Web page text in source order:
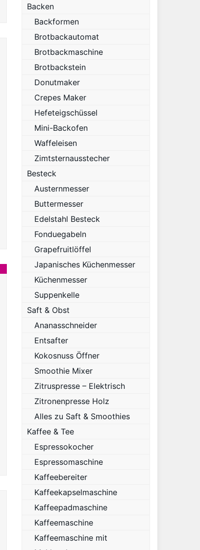
Backen
Backformen
Brotbackautomat
Brotbackmaschine
Brotbackstein
Donutmaker
Crepes Maker
Hefeteigschüssel
Mini-Backofen
Waffeleisen
Zimtsternausstecher
Besteck
Austernmesser
Buttermesser
Edelstahl Besteck
Fonduegabeln
Grapefruitlöffel
Japanisches Küchenmesser
Küchenmesser
Suppenkelle
Saft & Obst
Ananasschneider
Entsafter
Kokosnuss Öffner
Smoothie Mixer
Zitruspresse – Elektrisch
Zitronenpresse Holz
Alles zu Saft & Smoothies
Kaffee & Tee
Espressokocher
Espressomaschine
Kaffeebereiter
Kaffeekapselmaschine
Kaffeepadmaschine
Kaffeemaschine
Kaffeemaschine mit